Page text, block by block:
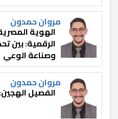
مروان حمدون
الهوية
الرقمية: بين
وصناعة الوعي
مروان حمدون
الفصيل